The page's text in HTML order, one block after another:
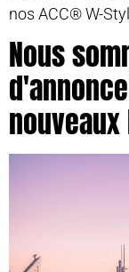
nos ACC® W-
Nous